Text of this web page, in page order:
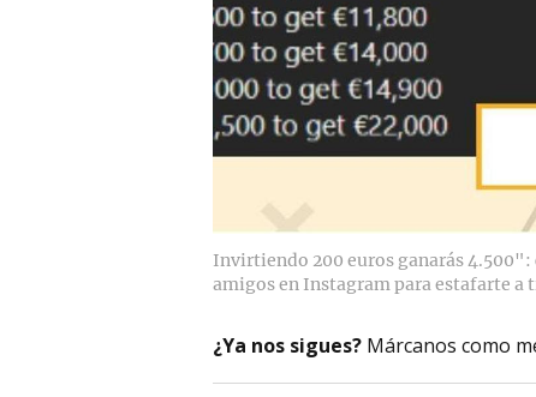
Invirtiendo 200 euros ganarás 4.500":
amigos en Instagram para estafarte a
¿Ya nos sigues? Márcanos como